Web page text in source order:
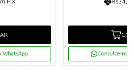
PIX
WhatsApp Consulte-nos